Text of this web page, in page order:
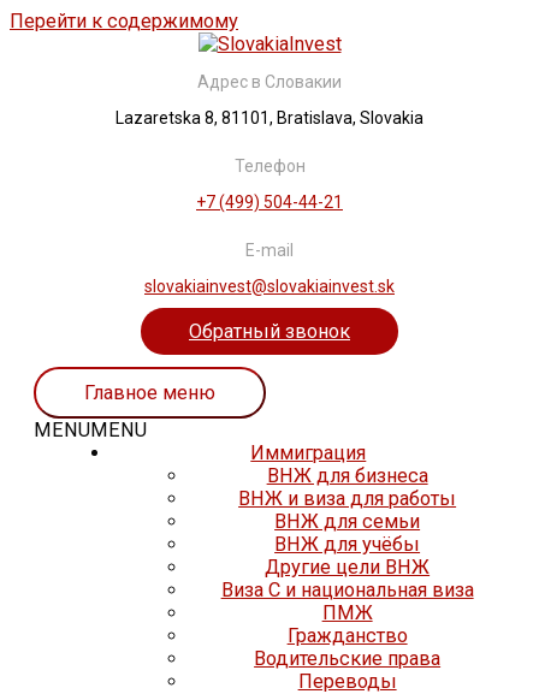
Перейти к содержимому
Адрес в Словакии
Lazaretska 8, 81101, Bratislava, Slovakia
Телефон
+7 (499) 504-44-21
E-mail
slovakiainvest@slovakiainvest.sk
Обратный звонок
Главное меню
MENUMENU
Иммиграция
ВНЖ для бизнеса
ВНЖ и виза для работы
ВНЖ для семьи
ВНЖ для учёбы
Другие цели ВНЖ
Виза C и национальная виза
ПМЖ
Гражданство
Водительские права
Переводы